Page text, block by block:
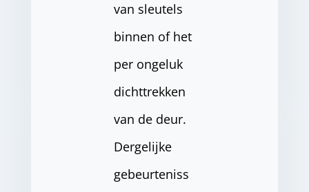
van sleutels
binnen of het
per ongeluk
dichttrekken
van de deur.
Dergelijke
gebeurteniss